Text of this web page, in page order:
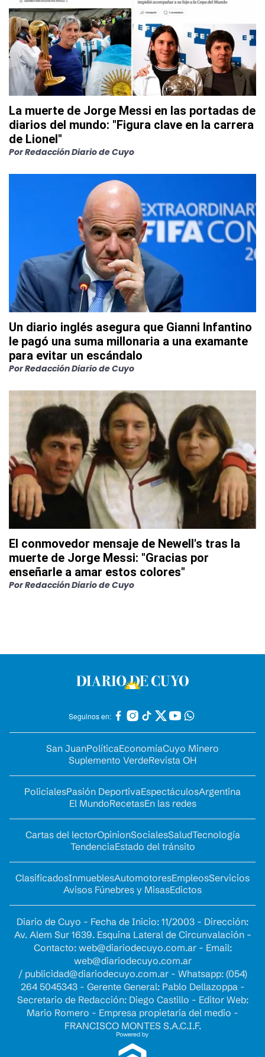
La muerte de Jorge Messi en las portadas de
diarios del mundo: "Figura clave en la carrera
de Lionel"
PorRedacción Diario de Cuyo
Un diario inglés asegura que Gianni Infantino
le pagó una suma millonaria a una examante
para evitar un escándalo
PorRedacción Diario de Cuyo
El conmovedor mensaje de Newell's tras la
muerte de Jorge Messi: "Gracias por
enseñarle a amar estos colores"
PorRedacción Diario de Cuyo
Seguinos en:
San JuanPolíticaEconomíaCuyo Minero
Suplemento VerdeRevista OH
PolicialesPasión DeportivaEspectáculosArgentina
El MundoRecetasEn las redes
Cartas del lectorOpinionSocialesSaludTecnología
TendenciaEstado del tránsito
ClasificadosInmueblesAutomotoresEmpleosServicios
Avisos Fúnebres y MisasEdictos
Diario de Cuyo - Fecha de Inicio: 11/2003 - Dirección:
Av. Alem Sur 1639. Esquina Lateral de Circunvalación -
Contacto: web@diariodecuyo.com.ar- Email:
web@diariodecuyo.com.ar
/ publicidad@diariodecuyo.com.ar- Whatsapp: (054)
264 5045343 - Gerente General: Pablo Dellazoppa -
Secretario de Redacción: Diego Castillo - Editor Web:
Mario Romero - Empresa propietaria del medio -
FRANCISCO MONTES S.A.C.I.F.